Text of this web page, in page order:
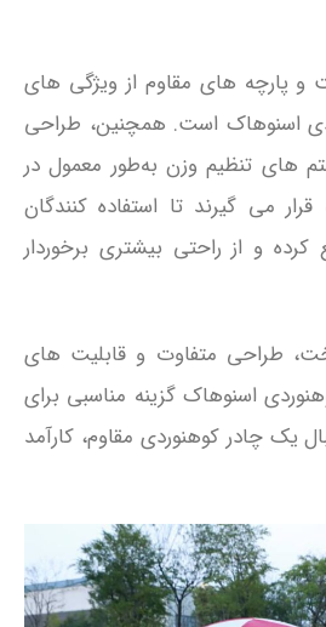
و پارچه‌ های مقاوم از ویژگی‌ های
اسنوهاک است. همچنین، طراحی‌
های تنظیم وزن به‌طور معمول در
می‌ گیرند تا استفاده‌ کنندگان
کرده و از راحتی بیشتری برخوردار
طراحی متفاوت و قابلیت‌ های
اسنوهاک گزینه مناسبی برای
یک چادر کوهنوردی مقاوم، کارآمد